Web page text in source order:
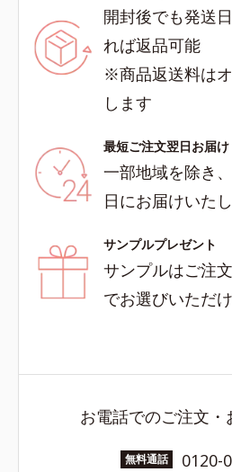
開封後でも発送
れば返品可能
※商品返送料は
します
最短ご注文翌日お届け
一部地域を除き
日にお届けいた
サンプルプレゼント
サンプルはご注
でお選びいただ
お電話でのご注文・
無料通話 0120-